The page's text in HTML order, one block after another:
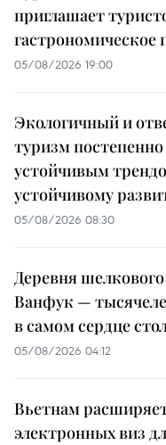
приглашает
гастрономическое
05/08/2026 19:00
Экологичный и
туризм
устойчивым
устойчивому
05/08/2026 08:30
Деревня шелкового
Ванфук —
в самом сердце
05/08/2026 04:12
Вьетнам
электронных виз